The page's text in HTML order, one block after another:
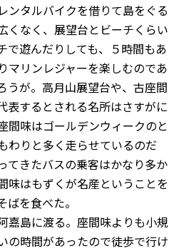
ンタルバイクを借りて島をぐる
くなく、展望台とビーチくらい
で遊んだりしても、５時間もあ
マリンレジャーを楽しむのであ
うが。高月山展望台や、古座間
表するとされる名所はさすがに
間味はゴールデンウィークのと
わりと多く走らせているのだ
てきたバスの乗客はかなり多か
味はもずくが名産ということを
を食べた。
嘉島に渡る。座間味よりも小規
の時間があったので徒歩で行け